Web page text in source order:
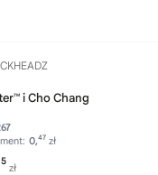
i Cho Chang
0,47 zł
zł